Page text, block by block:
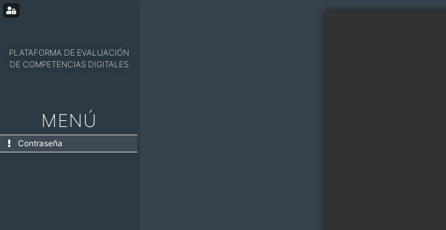
PLATAFORMA DE EVALUACIÓN
DE COMPETENCIAS DIGITALES
MENÚ
Contraseña